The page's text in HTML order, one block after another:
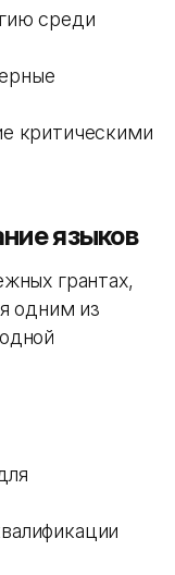
среди
критическими
языков
грантах,
одним из